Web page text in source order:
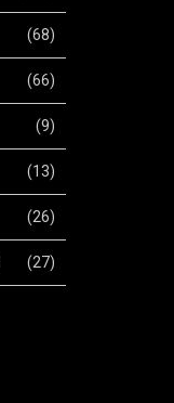
(68)
(66)
(9)
(13)
(26)
(27)